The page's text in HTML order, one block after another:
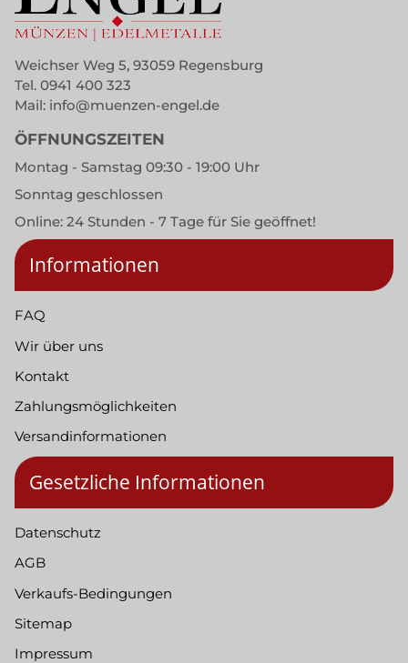
Weichser Weg 5, 93059 Regensburg
Tel. 0941 400 323
Mail: info@muenzen-engel.de
ÖFFNUNGSZEITEN
Montag - Samstag 09:30 - 19:00 Uhr
Sonntag geschlossen
Online: 24 Stunden - 7 Tage für Sie geöffnet!
Informationen
FAQ
Wir über uns
Kontakt
Zahlungsmöglichkeiten
Versandinformationen
Gesetzliche Informationen
Datenschutz
AGB
Verkaufs-Bedingungen
Sitemap
Impressum